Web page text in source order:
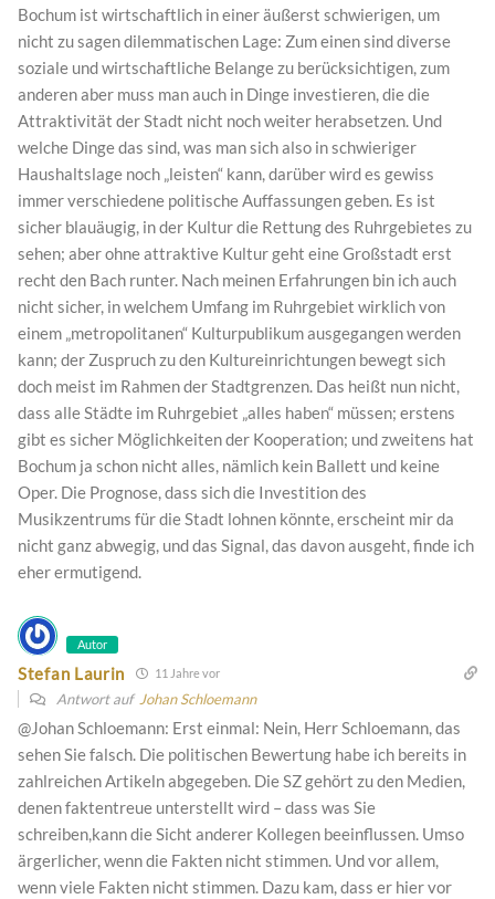
Bochum ist wirtschaftlich in einer äußerst schwierigen, um
nicht zu sagen dilemmatischen Lage: Zum einen sind diverse
soziale und wirtschaftliche Belange zu berücksichtigen, zum
anderen aber muss man auch in Dinge investieren, die die
Attraktivität der Stadt nicht noch weiter herabsetzen. Und
welche Dinge das sind, was man sich also in schwieriger
Haushaltslage noch „leisten“ kann, darüber wird es gewiss
immer verschiedene politische Auffassungen geben. Es ist
sicher blauäugig, in der Kultur die Rettung des Ruhrgebietes zu
sehen; aber ohne attraktive Kultur geht eine Großstadt erst
recht den Bach runter. Nach meinen Erfahrungen bin ich auch
nicht sicher, in welchem Umfang im Ruhrgebiet wirklich von
einem „metropolitanen“ Kulturpublikum ausgegangen werden
kann; der Zuspruch zu den Kultureinrichtungen bewegt sich
doch meist im Rahmen der Stadtgrenzen. Das heißt nun nicht,
dass alle Städte im Ruhrgebiet „alles haben“ müssen; erstens
gibt es sicher Möglichkeiten der Kooperation; und zweitens hat
Bochum ja schon nicht alles, nämlich kein Ballett und keine
Oper. Die Prognose, dass sich die Investition des
Musikzentrums für die Stadt lohnen könnte, erscheint mir da
nicht ganz abwegig, und das Signal, das davon ausgeht, finde ich
eher ermutigend.
Autor
Stefan Laurin 11 Jahre vor
Antwort auf Johan Schloemann
@Johan Schloemann: Erst einmal: Nein, Herr Schloemann, das
sehen Sie falsch. Die politischen Bewertung habe ich bereits in
zahlreichen Artikeln abgegeben. Die SZ gehört zu den Medien,
denen faktentreue unterstellt wird – dass was Sie
schreiben,kann die Sicht anderer Kollegen beeinflussen. Umso
ärgerlicher, wenn die Fakten nicht stimmen. Und vor allem,
wenn viele Fakten nicht stimmen. Dazu kam, dass er hier vor